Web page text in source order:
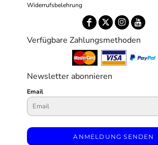
Widerrufsbelehrung
Verfügbare Zahlungsmethoden
Newsletter abonnieren
Email
ANMELDUNG SENDEN